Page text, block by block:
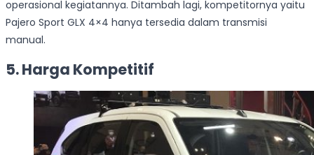
operasional kegiatannya. Ditambah lagi, kompetitornya yaitu
Pajero Sport GLX 4×4 hanya tersedia dalam transmisi
manual.
5. Harga Kompetitif